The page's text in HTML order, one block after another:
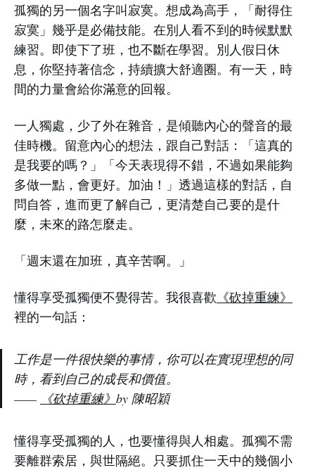
孤獨的另一個名字叫寂寞。想成為高手，「耐得住
寂寞」幾乎是必備技能。在別人看不到的時候默默
練習。即使下了班，也不斷在學習。別人假日休
息，你堅持著信念，持續擴大舒適圈。有一天，時
間的力量會給你滿意的回報。
一人獨處，少了外在雜音，是傾聽內心的聲音的最
佳時機。留意內心的想法，跟自己對話：「這真的
是我要的嗎？」「今天表現得不錯，不過如果能夠
多做一點，會更好。加油！」透過這樣的對話，自
問自答，進而更了解自己，更清楚自己要的是什
麼，未來的路怎麼走。
「週末還在加班，真辛苦啊。」
懂得享受孤獨便不覺得苦。我很喜歡 《砍掉重練》
裡的一句話：
工作是一件很快樂的事情，你可以在實現理想的同
時，看到自己的成長和價值。
——
《砍掉重練》 by 陳昭穎
懂得享受孤獨的人，也要懂得與人相處。孤獨不需
要離群索居，與世隔絕。只要抓住一天中的幾個小